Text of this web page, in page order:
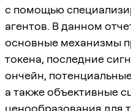
с помощью
агентов. В данном
основные механизмы
токена, последние
ончейн,
а также объективные
ценообразования для